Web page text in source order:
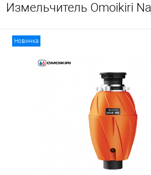
Измельчитель Omoikiri
Новинка